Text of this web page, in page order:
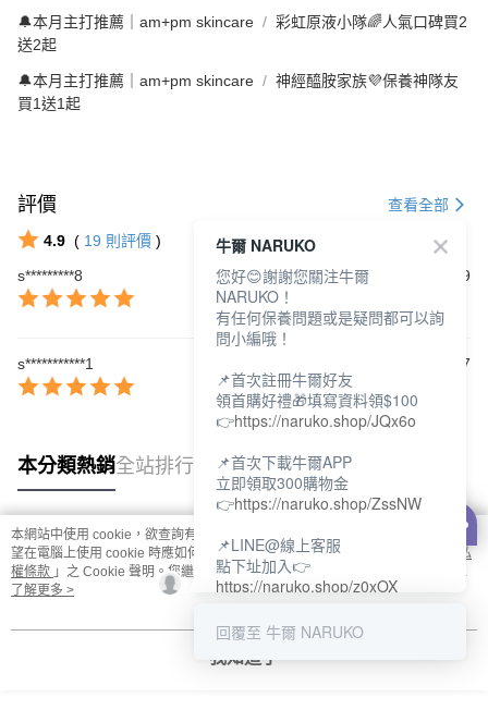
🔔本月主打推薦｜am+pm skincare
彩虹原液小隊🌈人氣口碑買2
送2起
🔔本月主打推薦｜am+pm skincare
神經醯胺家族💜保養神隊友
買1送1起
評價 查看全部
4.9 ( 19 則評價 )
s*********8
2026/06/19
s***********1 2026/06/07
本分類熱銷全站排行
熱門標籤
本網站中使用 cookie，欲查詢有關本網站使用 cookie 方式之詳情，及若您不希
望在電腦上使用 cookie 時應如何變更電腦的 cookie 設定，請參閱本網站「
隱私
權條款 」之 Cookie 聲明。您繼續使用本網站即表示您同意本公司得按本網站使
用條款之 Cookie 聲明使用 cookie。
了解更多 >
我知道了
牛爾 NARUKO
您好😊謝謝您關注牛爾
NARUKO！
有任何保養問題或是疑問都可以詢
問小編哦！
📌首次註冊牛爾好友
領首購好禮🎁填寫資料領$100
👉https://naruko.shop/JQx6o
📌首次下載牛爾APP
立即領取300購物金
👉https://naruko.shop/ZssNW
📌LINE@線上客服
點下址加入👉
https://naruko.shop/z0xOX
📌電話客服：02-26581707
18:00
回覆至 牛爾 NARUKO